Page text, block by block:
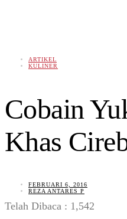
ARTIKEL
KULINER
Cobain
Khas
FEBRUARI 6, 2016
REZA ANTARES P
Telah Dibaca : 1,542